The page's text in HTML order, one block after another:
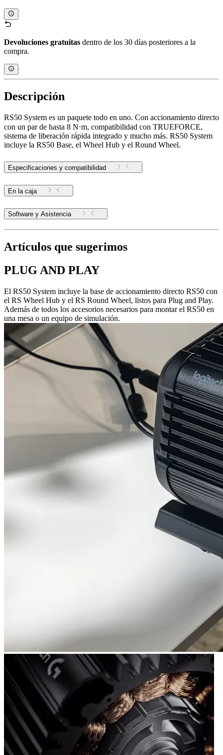
Devoluciones gratuitas dentro de los 30 días posteriores a la
compra.
Descripción
RS50 System es un paquete todo en uno. Con accionamiento directo
con un par de hasta 8 N⋅m, compatibilidad con TRUEFORCE,
sistema de liberación rápida integrado y mucho más. RS50 System
incluye la RS50 Base, el Wheel Hub y el Round Wheel.
Especificaciones y compatibilidad
En la caja
Software y Asistencia
Artículos que sugerimos
PLUG AND PLAY
El RS50 System incluye la base de accionamiento directo RS50 con
el RS Wheel Hub y el RS Round Wheel, listos para Plug and Play.
Además de todos los accesorios necesarios para montar el RS50 en
una mesa o un equipo de simulación.